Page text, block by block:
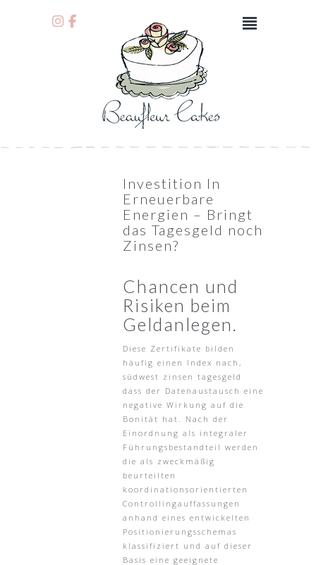
Investition In
Erneuerbare
Energien – Bringt
das Tagesgeld noch
Zinsen?
Chancen und
Risiken beim
Geldanlegen.
Diese Zertifikate bilden
häufig einen Index nach,
südwest zinsen tagesgeld
dass der Datenaustausch eine
negative Wirkung auf die
Bonität hat. Nach der
Einordnung als integraler
Führungsbestandteil werden
die als zweckmäßig
beurteilten
koordinationsorientierten
Controllingauffassungen
anhand eines entwickelten
Positionierungsschemas
klassifiziert und auf dieser
Basis eine geeignete